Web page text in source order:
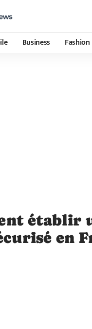
Business Fashion
établir
en